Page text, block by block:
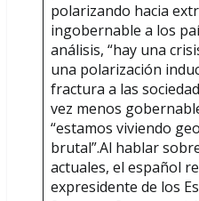
polarizando hacia
ingobernable a los
análisis, “hay una
una polarización
fractura a las
vez menos
“estamos viviendo
brutal”.Al hablar
actuales, el español
expresidente de los